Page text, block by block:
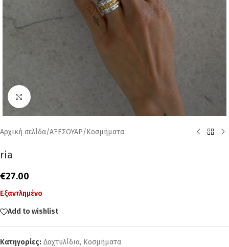
Click to enlarge
Αρχική σελίδα/ΑΞΕΣΟΥΑΡ/Κοσμήματα
ria
€27.00
Εξαντλημένο
Add to wishlist
Κατηγορίες: Δαχτυλίδια, Κοσμήματα